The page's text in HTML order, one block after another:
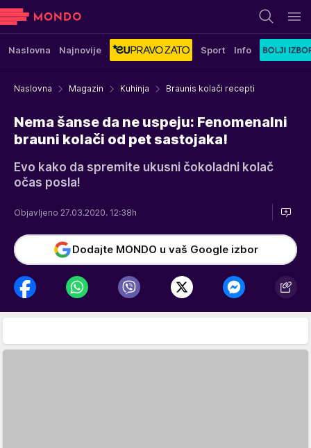
Naslovna Najnovije Sport Info
Naslovna Magazin Kuhinja Braunis kolači recepti
Nema šanse da ne uspeju: Fenomenalni
brauni kolači od pet sastojaka!
Evo kako da spremite ukusni čokoladni kolač
očas posla!
Objavljeno 27.03.2020. 12:38h
Dodajte MONDO u vaš Google izbor